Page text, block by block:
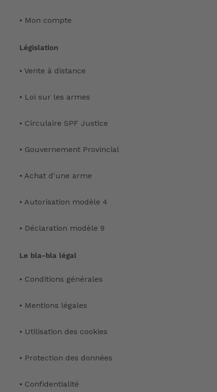
• Mon compte
Législation
• Vente à distance
• Loi sur les armes
• Circulaire SPF Justice
• Gouvernement Provincial
• Achat d'une arme
• Autorisation modèle 4
• Déclaration modèle 9
Le bla-bla légal
• Conditions générales
• Mentions légales
• Utilisation des cookies
• Protection des données
• Confidentialité